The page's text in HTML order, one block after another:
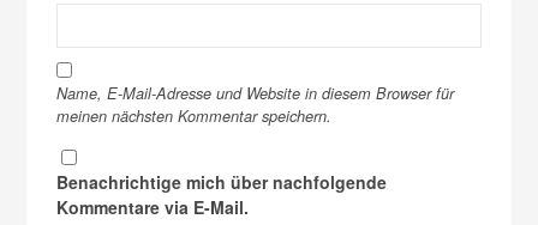
Name, E-Mail-Adresse und Website in diesem Browser für
meinen nächsten Kommentar speichern.
Benachrichtige mich über nachfolgende
Kommentare via E-Mail.